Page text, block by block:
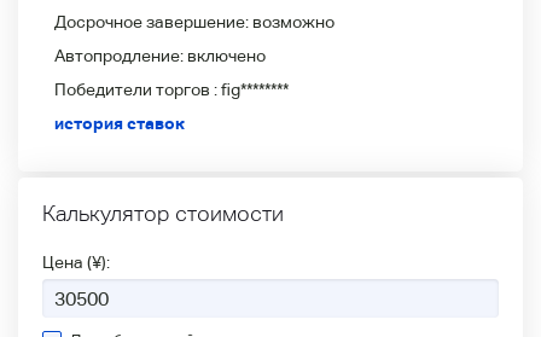
Досрочное завершение: возможно
Автопродление: включено
Победители
торгов :fig********
история ставок
Калькулятор стоимости
Цена (¥):